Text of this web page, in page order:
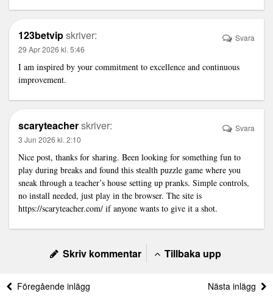
123betvipskriver:
29 Apr 2026 kl. 5:46
I am inspired by your commitment to excellence and continuous
improvement.
Svara
scaryteacherskriver:
3 Jun 2026 kl. 2:10
Nice post, thanks for sharing. Been looking for something fun to
play during breaks and found this stealth puzzle game where you
sneak through a teacher’s house setting up pranks. Simple controls,
no install needed, just play in the browser. The site is
https://scaryteacher.com/ if anyone wants to give it a shot.
Svara
Skriv kommentar Tillbaka upp
Föregående inlägg Nästa inlägg